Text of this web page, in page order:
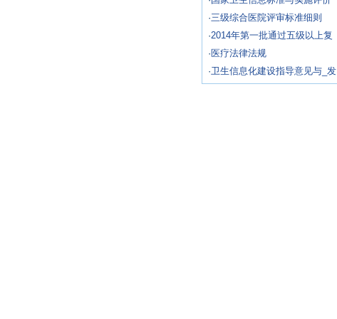
·三级综合医院评审标准细则
·2014年第一批通过五级以上复
·医疗法律法规
·卫生信息化建设指导意见与_发